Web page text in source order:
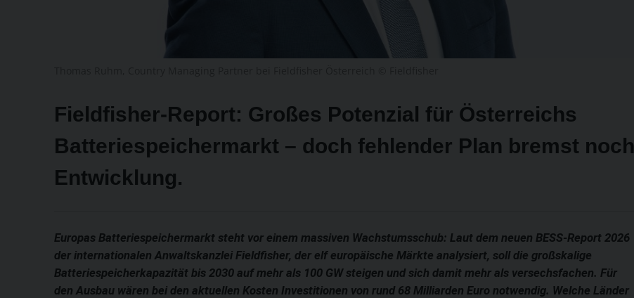
Fieldfisher-Report: Großes Potenzial für Österreichs
Batteriespeichermarkt – doch fehlender Plan bremst noch
Entwicklung.
Europas Batteriespeichermarkt steht vor einem massiven Wachstumsschub: Laut dem neuen BESS-Report 2026
der internationalen Anwaltskanzlei Fieldfisher, der elf europäische Märkte analysiert, soll die großskalige
Batteriespeicherkapazität bis 2030 auf mehr als 100 GW steigen und sich damit mehr als versechsfachen. Für
den Ausbau wären bei den aktuellen Kosten Investitionen von rund 68 Milliarden Euro notwendig. Welche Länder